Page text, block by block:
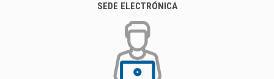
SEDE ELECTRÓNICA